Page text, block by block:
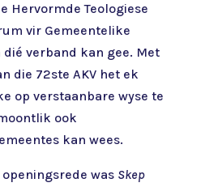
Hervormde Teologiese
vir Gemeentelike
verband kan gee. Met
die 72ste AKV het ek
op verstaanbare wyse te
ook
kan wees.
was Skep